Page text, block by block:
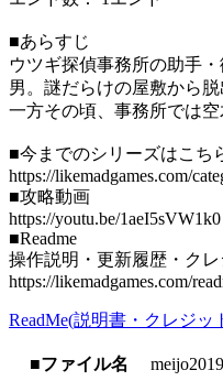
■あらすじ
ウツギ探偵事務所の助手
男。謎だらけの屋敷から
一方その頃、事務所では
■今までのシリーズはこち
https://likemadgames.com/
■攻略動画
https://youtu.be/1aeI5sVW1k0
■Readme
操作説明・更新履歴・ク
https://likemadgames.com/
ReadMe(説明書・クレジッ
■ファイル名